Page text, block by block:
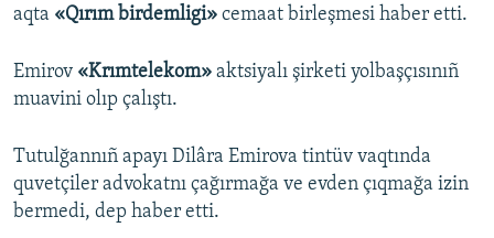
aqta «Qırım birdemligi» cemaat birleşmesi haber etti.
Emirov «Krımtelekom» aktsiyalı şirketi yolbaşçısınıñ
muavini olıp çalıştı.
Tutulğannıñ apayı Dilâra Emirova tintüv vaqtında
quvetçiler advokatnı çağırmağa ve evden çıqmağa izin
bermedi, dep haber etti.